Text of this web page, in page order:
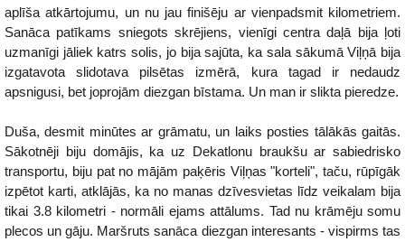
aplīša atkārtojumu, un nu jau finišēju ar vienpadsmit kilometriem.
Sanāca patīkams sniegots skrējiens, vienīgi centra daļā bija ļoti
uzmanīgi jāliek katrs solis, jo bija sajūta, ka sala sākumā Viļņā bija
izgatavota slidotava pilsētas izmērā, kura tagad ir nedaudz
apsnigusi, bet joprojām diezgan bīstama. Un man ir slikta pieredze.
Duša, desmit minūtes ar grāmatu, un laiks posties tālākās gaitās.
Sākotnēji biju domājis, ka uz Dekatlonu braukšu ar sabiedrisko
transportu, biju pat no mājām paķēris Viļņas "korteli", taču, rūpīgāk
izpētot karti, atklājās, ka no manas dzīvesvietas līdz veikalam bija
tikai 3.8 kilometri - normāli ejams attālums. Tad nu krāmēju somu
plecos un gāju. Maršruts sanāca diezgan interesants - vispirms tas